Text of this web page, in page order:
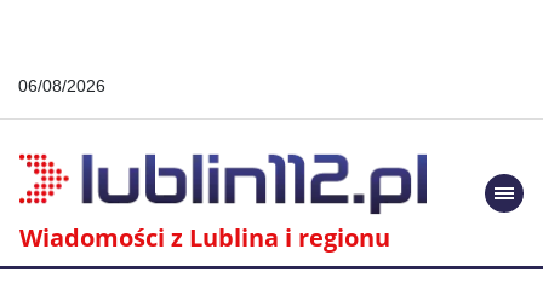
06/08/2026
Wiadomości z Lublina i regionu